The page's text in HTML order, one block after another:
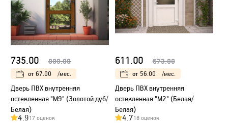
735.00 809.00
от 67.00 /мес.
Дверь ПВХ внутренняя
остекленная "М9" (Золотой дуб/
Белая)
4.917 оценок
611.00 673.00
от 56.00 /мес.
Дверь ПВХ внутренняя
остекленная "М2" (Белая/
Белая)
4.718 оценок